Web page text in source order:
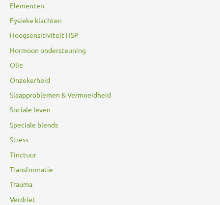
Elementen
Fysieke klachten
Hoogsensitiviteit HSP
Hormoon ondersteuning
Olie
Onzekerheid
Slaapproblemen & Vermoeidheid
Sociale leven
Speciale blends
Stress
Tinctuur
Transformatie
Trauma
Verdriet